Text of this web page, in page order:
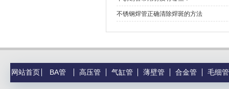
不锈钢焊管正确清除焊斑的方法
网站首页 BA管 高压管 气缸管 薄壁管 合金管 毛细管